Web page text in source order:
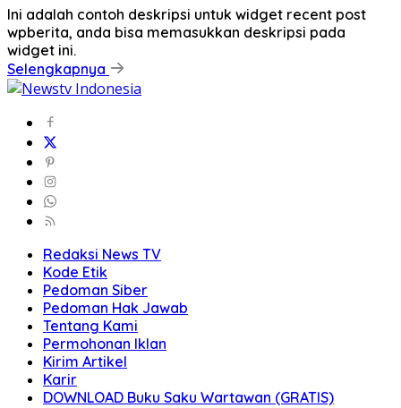
Ini adalah contoh deskripsi untuk widget recent post
wpberita, anda bisa memasukkan deskripsi pada
widget ini.
Selengkapnya
Redaksi News TV
Kode Etik
Pedoman Siber
Pedoman Hak Jawab
Tentang Kami
Permohonan Iklan
Kirim Artikel
Karir
DOWNLOAD Buku Saku Wartawan (GRATIS)